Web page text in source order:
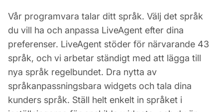
Vår programvara talar ditt språk. Välj det språk
du vill ha och anpassa LiveAgent efter dina
preferenser. LiveAgent stöder för närvarande 43
språk, och vi arbetar ständigt med att lägga till
nya språk regelbundet. Dra nytta av
språkanpassningsbara widgets och tala dina
kunders språk. Ställ helt enkelt in språket i